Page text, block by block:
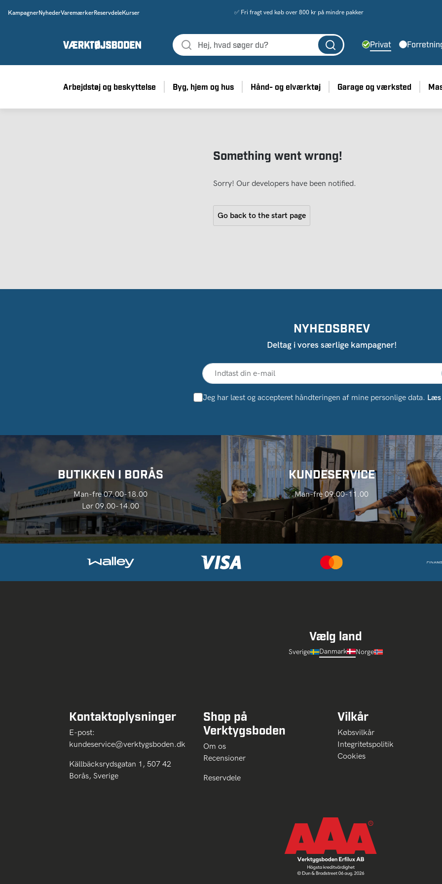
KampagnerNyhederVaremærkerReservdeleKurser ✅ Fri fragt ved køb over 800 kr på mindre pakker
Privat
Arbejdstøj og beskyttelse Byg, hjem og hus Hånd- og elværktøj Garage og værksted
Something went wrong!
Sorry! Our developers have been notified.
Go back to the start page
NYHEDSBREV
Deltag i vores særlige kampagner!
Jeg har læst og accepteret håndteringen af ​​mine personlige data.
BUTIKKEN I BORÅS
Man-fre 07.00-18.00
Lør 09.00-14.00
KUNDESERVICE
Man-fre 09.00-11.00
Vælg land
Sverige Danmark Norge
Kontaktoplysninger
E-post:
kundeservice@verktygsboden.dk
Källbäcksrydsgatan 1, 507 42
Borås, Sverige
Shop på
Verktygsboden
Om os
Recensioner
Reservdele
Vilkår
Købsvilkår
Integritetspolitik
Cookies